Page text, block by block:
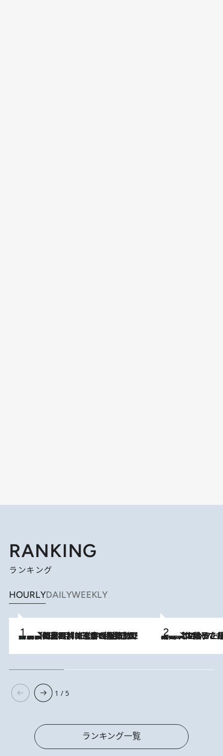
RANKING
ランキング
HOURLYDAILYWEEKLY
2026.8.8
「最後に見られてよかった」上野動物園の東園パンダ舎が解体前に特別公開。8月16日まで延長されたパネル展と共に辿る“半世紀”のパンダ飼育《解体工事の図面あり》 2026.8.5
【阿川佐和子さんの年とる力】なぜ70代で始めた趣味は“こんなに楽しい”のか？ ピアノ、俳句…スランプに陥っても続けられる“ある秘訣”とは
1 / 5
ランキング一覧